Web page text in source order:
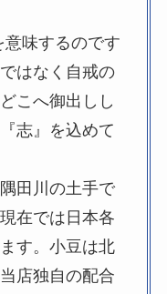
意味するのです
はなく自戒の
こへ御出しし
志』を込めて
田川の土手で
在では日本各
す。小豆は北
店独自の配合